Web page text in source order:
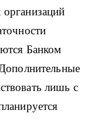
Банком
лишь с